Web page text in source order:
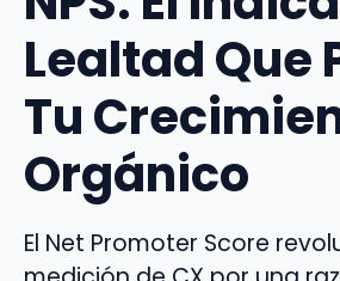
Lealtad Que
Tu
Orgánico
El Net Promoter Score